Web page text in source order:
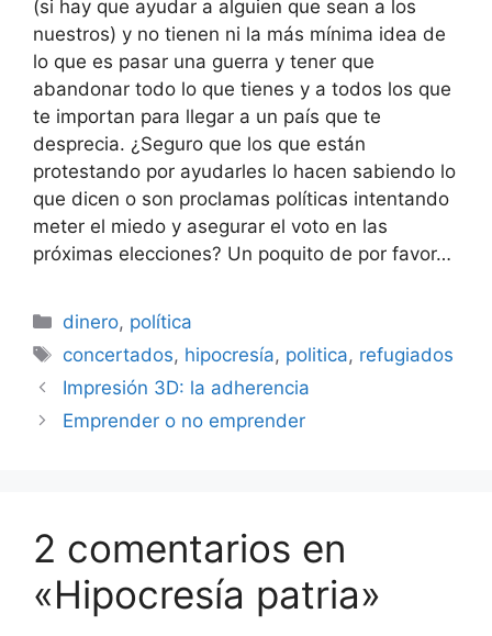
(si hay que ayudar a alguien que sean a los
nuestros) y no tienen ni la más mínima idea de
lo que es pasar una guerra y tener que
abandonar todo lo que tienes y a todos los que
te importan para llegar a un país que te
desprecia. ¿Seguro que los que están
protestando por ayudarles lo hacen sabiendo lo
que dicen o son proclamas políticas intentando
meter el miedo y asegurar el voto en las
próximas elecciones? Un poquito de por favor…
Categorías
dinero, política
Etiquetas
concertados, hipocresía, politica, refugiados
Impresión 3D: la adherencia
Emprender o no emprender
2 comentarios en
«Hipocresía patria»